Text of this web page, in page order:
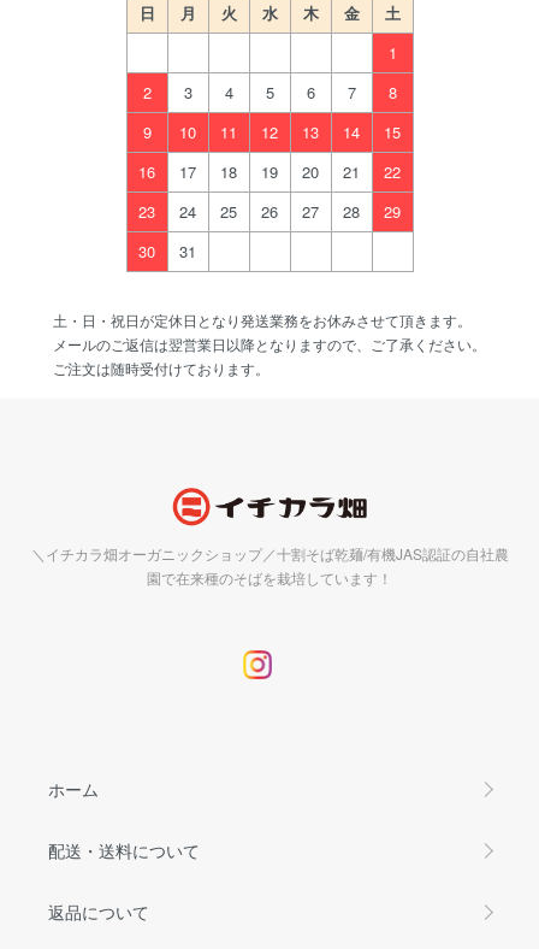
日 月 火 水 木 金
土
1
2
3 4 5 6 7
8
9
10 11 12 13 14
15
16
17 18 19 20 21
22
23
24 25 26 27 28
29
30
31
土・日・祝日が定休日となり発送業務をお休みさせて頂きます。
メールのご返信は翌営業日以降となりますので、ご了承ください。
ご注文は随時受付けております。
＼イチカラ畑オーガニックショップ／十割そば乾麺/有機JAS認証の自社農
園で在来種のそばを栽培しています！
ホーム
配送・送料について
返品について